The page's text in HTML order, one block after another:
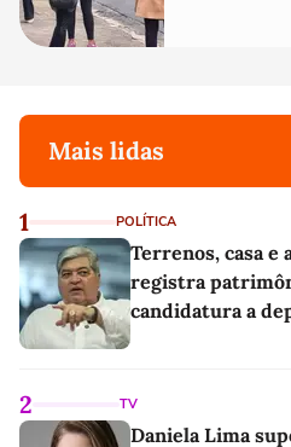
Mais lidas
1 POLÍTICA
Terrenos, casa e
registra
candidatura a
2 TV
Daniela Lima